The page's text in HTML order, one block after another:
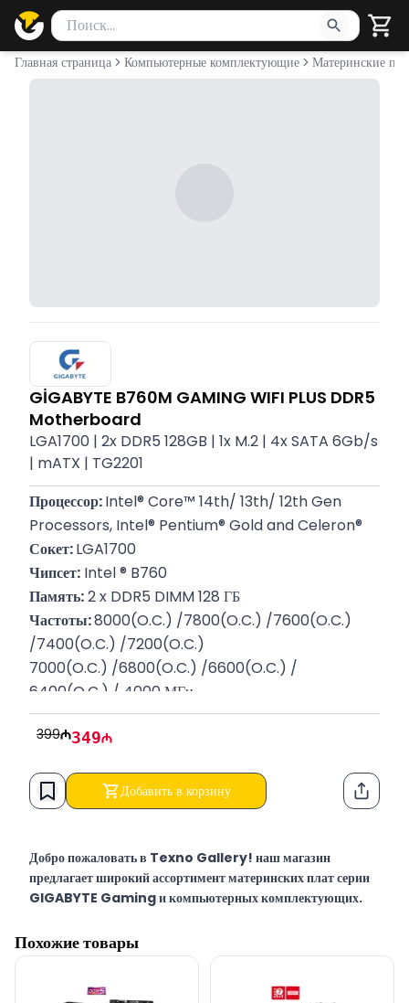
Поиск товаров
Введите минимум 2 символа для поиска. Нажмите Enter
Главная страница Компьютерные комплектующие Материнские
GİGABYTE B760M GAMING WIFI PLUS DDR5
Motherboard
LGA1700 | 2x DDR5 128GB | 1x M.2 | 4x SATA 6Gb/s
| mATX | TG2201
Процессор: Intel® Core™ 14th/ 13th/ 12th Gen
Processors, Intel® Pentium® Gold and Celeron®
Сокет: LGA1700
Чипсет: Intel ® B760
Память: 2 x DDR5 DIMM 128 ГБ
Частоты: 8000(O.C.) /7800(O.C.) /7600(O.C.)
/7400(O.C.) /7200(O.C.)
7000(O.C.) /6800(O.C.) /6600(O.C.) /
6400(O.C.) / 4000 МГц
Накопители: 1 x M.2, 4 x SATA 6 Гбит/с
Слоты: 1 x PCIe x16 | 1 x PCIe 3.0 x1 | 1x PCIe 4.0 x16
Форм-фактор: mATX | 24.4см x 22.5см
Гарантия: 12 месяцев
399 349
Добавить в корзину
Добро пожаловать в Texno Gallery! наш магазин
предлагает широкий ассортимент материнских плат серии
GIGABYTE Gaming и компьютерных комплектующих.
электроники, работающий с 2011 года по адресу Баку,
Наш сервисный центр, расположенный напротив магазина,
Похожие товары